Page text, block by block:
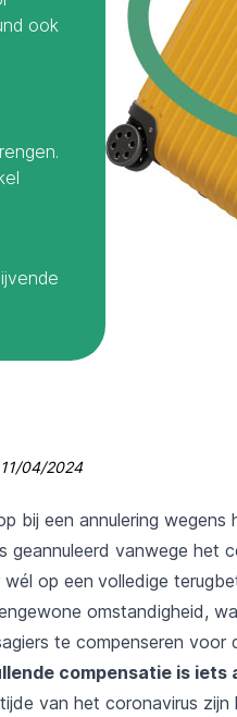
ook
11/04/2024
bij een annulering wegens
geannuleerd vanwege het
wél op een volledige
omstandigheid,
te compenseren voor
compensatie is
van het coronavirus